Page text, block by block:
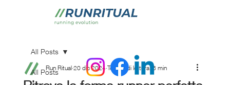
All Posts
All Posts
Run Ritual 20 dic 2024 Tempo di lettura: 3 min